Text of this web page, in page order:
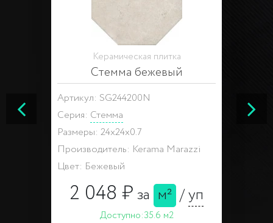
Керамическая плитка
Стемма бежевый
Артикул: SG244200N
Серия: Стемма
Размеры: 24x24x0.7
Производитель: Kerama Marazzi
Цвет: Бежевый
2 048 ₽за м² /уп
Доступно:35.6 м2